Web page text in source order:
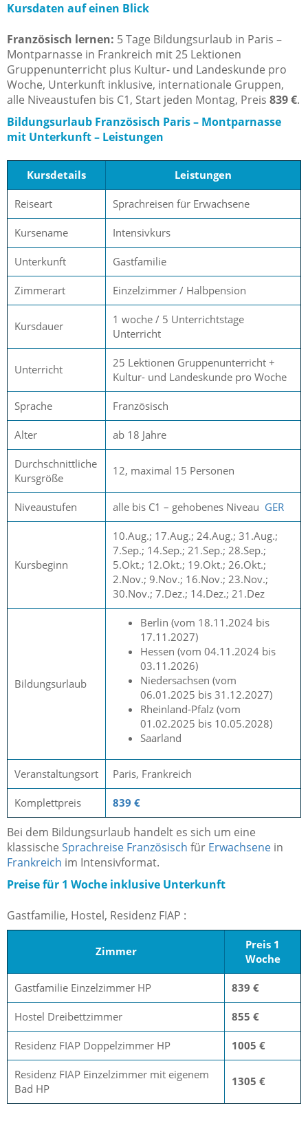
Kursdaten auf einen Blick
Französisch lernen: 5 Tage Bildungsurlaub in Paris –
Montparnasse in Frankreich mit 25 Lektionen
Gruppenunterricht plus Kultur- und Landeskunde pro
Woche, Unterkunft inklusive, internationale Gruppen,
alle Niveaustufen bis C1, Start jeden Montag, Preis 839 €.
Bildungsurlaub Französisch Paris – Montparnasse
mit Unterkunft – Leistungen
Kursdetails Leistungen
Reiseart Sprachreisen für Erwachsene
Kursename Intensivkurs
Unterkunft Gastfamilie
Zimmerart Einzelzimmer / Halbpension
Kursdauer
1 woche / 5 Unterrichtstage
Unterricht
Unterricht
25 Lektionen Gruppenunterricht +
Kultur- und Landeskunde pro Woche
Sprache Französisch
Alter ab 18 Jahre
Durchschnittliche
Kursgröße
12, maximal 15 Personen
Niveaustufen alle bis C1 – gehobenes Niveau GER
Kursbeginn
10.Aug.; 17.Aug.; 24.Aug.; 31.Aug.;
7.Sep.; 14.Sep.; 21.Sep.; 28.Sep.;
5.Okt.; 12.Okt.; 19.Okt.; 26.Okt.;
2.Nov.; 9.Nov.; 16.Nov.; 23.Nov.;
30.Nov.; 7.Dez.; 14.Dez.; 21.Dez
Bildungsurlaub
Berlin (vom 18.11.2024 bis
17.11.2027)
Hessen (vom 04.11.2024 bis
03.11.2026)
Niedersachsen (vom
06.01.2025 bis 31.12.2027)
Rheinland-Pfalz (vom
01.02.2025 bis 10.05.2028)
Saarland
Veranstaltungsort Paris, Frankreich
Komplettpreis 839 €
Bei dem Bildungsurlaub handelt es sich um eine
klassische Sprachreise Französisch für Erwachsene in
Frankreich im Intensivformat.
Preise für 1 Woche inklusive Unterkunft
Gastfamilie, Hostel, Residenz FIAP :
Zimmer
Preis 1
Woche
Gastfamilie Einzelzimmer HP 839 €
Hostel Dreibettzimmer 855 €
Residenz FIAP Doppelzimmer HP 1005 €
Residenz FIAP Einzelzimmer mit eigenem
Bad HP
1305 €